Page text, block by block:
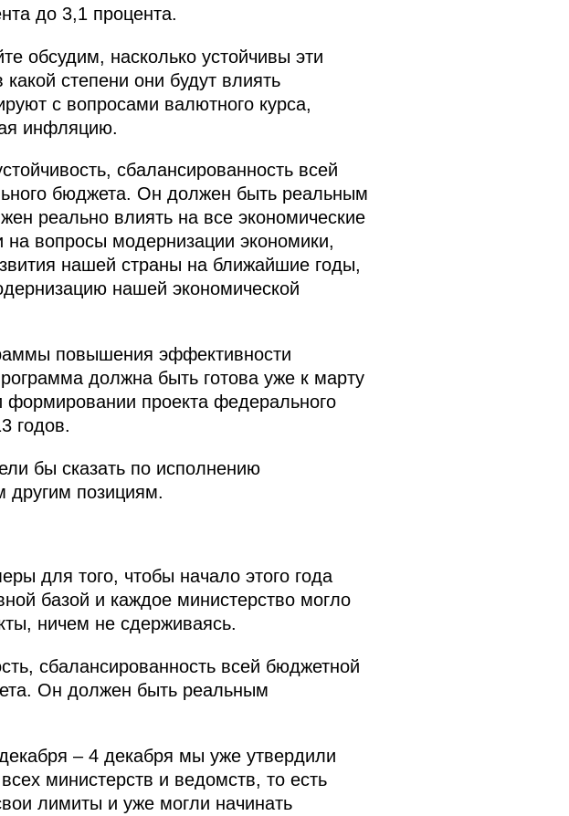
до 3,1 процента.
обсудим, насколько устойчивы эти
степени они будут влиять
с вопросами валютного курса,
инфляцию.
сбалансированность всей
бюджета. Он должен быть реальным
реально влиять на все экономические
вопросы модернизации экономики,
нашей страны на ближайшие годы,
нашей экономической
повышения эффективности
должна быть готова уже к марту
формировании проекта федерального
годов.
бы сказать по исполнению
другим позициям.
для того, чтобы начало этого года
базой и каждое министерство могло
ничем не сдерживаясь.
сбалансированность всей бюджетной
Он должен быть реальным
– 4 декабря мы уже утвердили
министерств и ведомств, то есть
лимиты и уже могли начинать